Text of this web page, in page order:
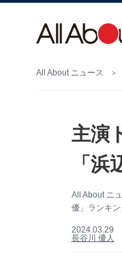
All About ニュース
主演
「
All About ニ
優」ランキ
2024.03.29
長谷川 優人